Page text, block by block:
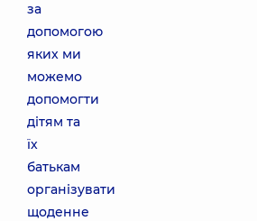
за
допомогою
яких ми
можемо
допомогти
дітям та
їх
батькам
організувати
щоденне